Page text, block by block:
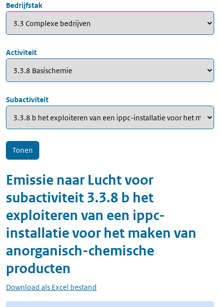
Bedrijfstak
Activiteit
Subactiviteit
Emissie naar Luchtvoor
subactiviteit 3.3.8 b het
exploiteren van een ippc-
installatie voor het maken van
anorganisch-chemische
producten
Download als Excel bestand